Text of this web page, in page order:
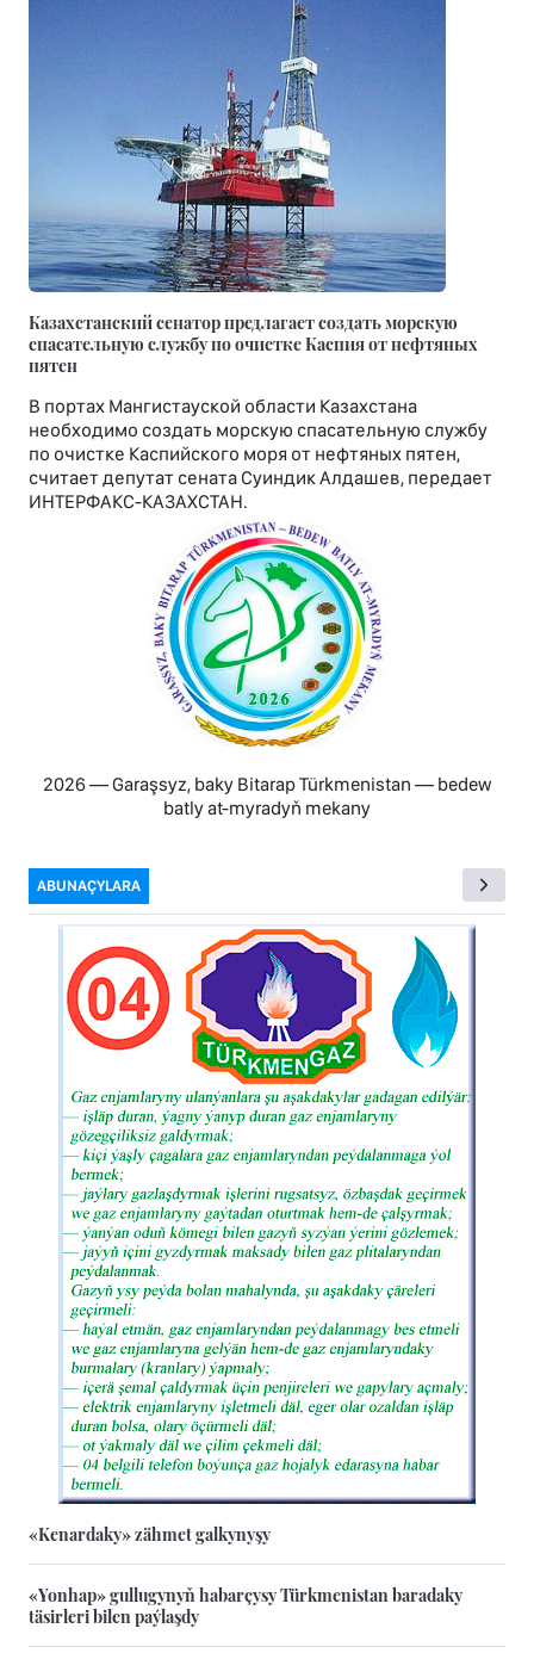
Казахстанский сенатор предлагает создать морскую
спасательную службу по очистке Каспия от нефтяных
пятен
В портах Мангистауской области Казахстана
необходимо создать морскую спасательную службу
по очистке Каспийского моря от нефтяных пятен,
считает депутат сената Суиндик Алдашев, передает
ИНТЕРФАКС-КАЗАХСТАН.
2026 — Garaşsyz, baky Bitarap Türkmenistan — bedew
batly at-myradyň mekany
ABUNAÇYLARA
«Kenardaky» zähmet galkynyşy
«Yonhap» gullugynyň habarçysy Türkmenistan baradaky
täsirleri bilen paýlaşdy